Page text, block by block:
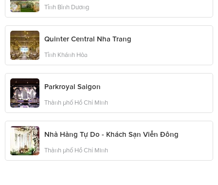
Tỉnh Bình Dương
Quinter Central Nha Trang
Tỉnh Khánh Hòa
Parkroyal Saigon
Thành phố Hồ Chí Minh
Nhà Hàng Tự Do - Khách Sạn Viễn Đông
Thành phố Hồ Chí Minh